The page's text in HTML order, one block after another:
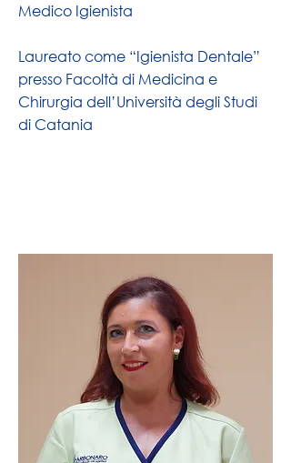
Medico Igienista
Laureato come “Igienista Dentale”
presso Facoltà di Medicina e
Chirurgia dell’Università degli Studi
di Catania